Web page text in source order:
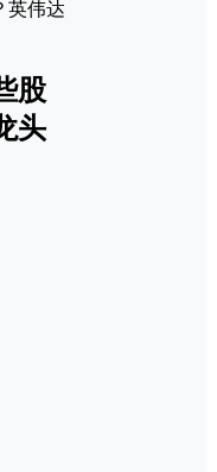
股
头